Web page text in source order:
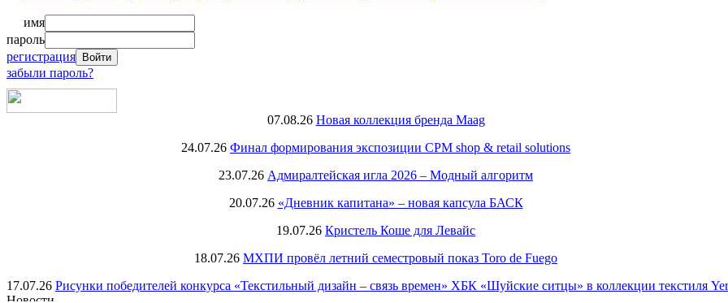
имя
пароль
регистрация
забыли пароль?
07.08.26 Новая коллекция бренда Maag
24.07.26 Финал формирования экспозиции CPM shop & retail solutions
23.07.26 Адмиралтейская игла 2026 – Модный алгоритм
20.07.26 «Дневник капитана» – новая капсула БАСК
19.07.26 Кристель Коше для Левайс
18.07.26 МХПИ провёл летний семестровый показ Toro de Fuego
17.07.26 Рисунки победителей конкурса «Текстильный дизайн – связь времен» ХБК «Шуйские ситцы» в коллекции текстиля